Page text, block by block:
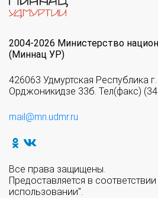
2004-2026 Министерство
(Миннац УР)
426063 Удмуртская Республика
Орджоникидзе 33б. Тел(факс)
mail@mn.udmr.ru
Все права защищены.
Предоставляется в
использовании".